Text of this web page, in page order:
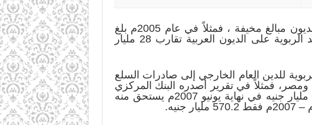
يتبين من الجدول أن المبالغ التي تدفع فوائد ربوية والتي يطلقون عليها اسم خدمة الديون مبالغ مخيفة ، فمثلاً في عام 2005م بلغ
مجموع الفوائد الربوية التي دفعت 18,4 مليار دولار، وفي العام 2006م كانت الفوائد الربوية على الديون العربية تقارب 28 مليار
للدين العام الخارجي إلى صادرات السلع
ومصر، فمثلاً في تقرير أصدره البنك المركزي
المصري للعام 2007م أشار التقرير إلى أن إجمالي حجم الدين المحلي بلغ نحو 637.2 مليار جنيه في نهاية يونيو 2007م يستحق منه